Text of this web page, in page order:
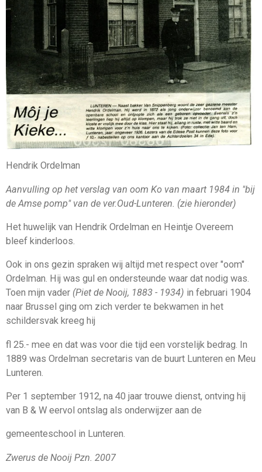
Hendrik Ordelman
Aanvulling op het verslag van oom Ko van maart 1984 in "bij
de Amse pomp" van de ver.Oud-Lunteren. (zie hieronder)
Het huwelijk van Hendrik Ordelman en Heintje Overeem
bleef kinderloos.
Ook in ons gezin spraken wij altijd met respect over "oom"
Ordelman. Hij was gul en ondersteunde waar dat nodig was.
Toen mijn vader (Piet de Nooij, 1883 - 1934) in februari 1904
naar Brussel ging om zich verder te bekwamen in het
schildersvak kreeg hij
fl 25.- mee en dat was voor die tijd een vorstelijk bedrag. In
1889 was Ordelman secretaris van de buurt Lunteren en Meu
Lunteren.
Per 1 september 1912, na 40 jaar trouwe dienst, ontving hij
van B & W eervol ontslag als onderwijzer aan de
gemeenteschool in Lunteren.
Zwerus de Nooij Pzn. 2007